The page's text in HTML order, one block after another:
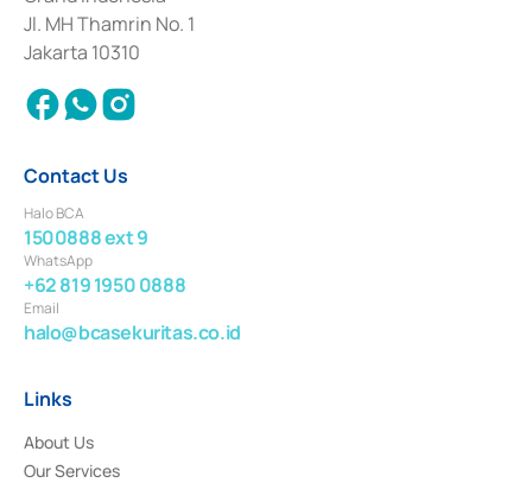
Institution for the Issuance, Transaction, and Administration and
Settlement of Commercial Paper Transactions whose license was issued in
2018.
Jl. MH Thamrin No. 1
Jakarta 10310
Contact Us
Halo BCA
1500888 ext 9
WhatsApp
+62 819 1950 0888
Email
halo@bcasekuritas.co.id
Links
About Us
Our Services